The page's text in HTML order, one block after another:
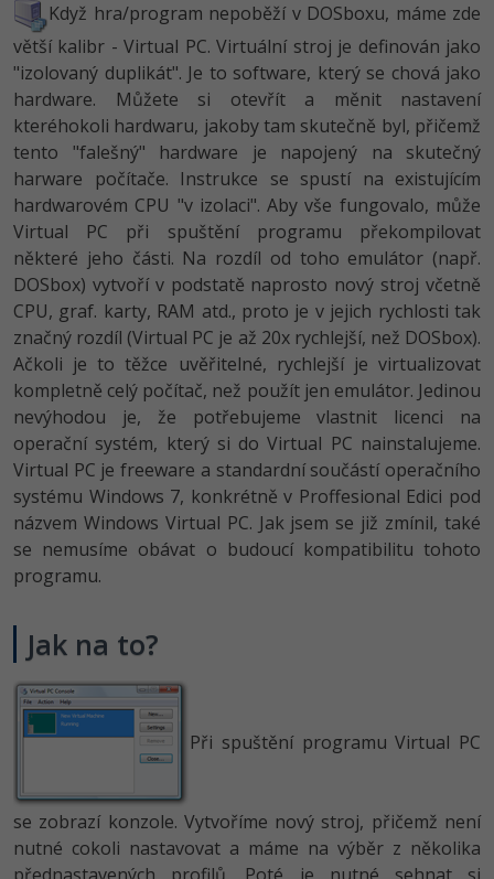
Když hra/program nepoběží v DOSboxu, máme zde
větší kalibr - Virtual PC. Virtuální stroj je definován jako
"izolovaný duplikát". Je to software, který se chová jako
hardware. Můžete si otevřít a měnit nastavení
kteréhokoli hardwaru, jakoby tam skutečně byl, přičemž
tento "falešný" hardware je napojený na skutečný
harware počítače. Instrukce se spustí na existujícím
hardwarovém CPU "v izolaci". Aby vše fungovalo, může
Virtual PC při spuštění programu překompilovat
některé jeho části. Na rozdíl od toho emulátor (např.
DOSbox) vytvoří v podstatě naprosto nový stroj včetně
CPU, graf. karty, RAM atd., proto je v jejich rychlosti tak
značný rozdíl (Virtual PC je až 20x rychlejší, než DOSbox).
Ačkoli je to těžce uvěřitelné, rychlejší je virtualizovat
kompletně celý počítač, než použít jen emulátor. Jedinou
nevýhodou je, že potřebujeme vlastnit licenci na
operační systém, který si do Virtual PC nainstalujeme.
Virtual PC je freeware a standardní součástí operačního
systému Windows 7, konkrétně v Proffesional Edici pod
názvem Windows Virtual PC. Jak jsem se již zmínil, také
se nemusíme obávat o budoucí kompatibilitu tohoto
programu.
Jak na to?
Při spuštění programu Virtual PC
se zobrazí konzole. Vytvoříme nový stroj, přičemž není
nutné cokoli nastavovat a máme na výběr z několika